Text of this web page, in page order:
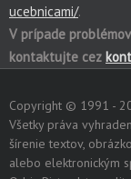
ucebnicami/.
V prípade
kontaktujte cez
Copyright © 1991 -
Všetky práva
šírenie textov,
alebo elektronickým